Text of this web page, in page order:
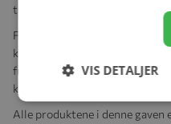
trygg måte.
For å holde klærne rene under
komfortabel smekke. Smekken
funksjonalitet og stil, og den er
klærne mot matflekker og er
Alle produktene i denne gaven
VIS DETALJER